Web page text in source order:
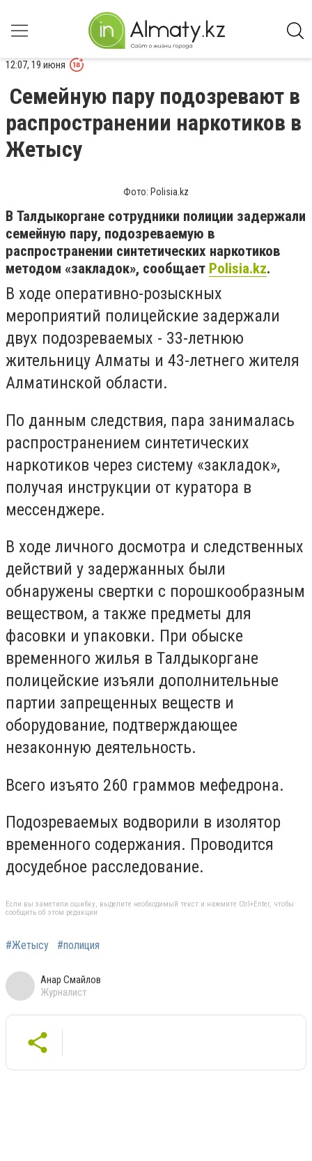
12:07, 19 июня
Семейную пару подозревают в
распространении наркотиков в
Жетысу
Фото: Polisia.kz
В Taлдыкоргане сотрудники полиции задержали
семейную пару, подозреваемую в
распространении синтетических наркотиков
методом «закладок», сообщает Polisia.kz.
В ходе оперативно-розыскных
мероприятий полицейские задержали
двух подозреваемых - 33-летнюю
жительницу Алматы и 43-летнего жителя
Алматинской области.
По данным следствия, пара занималась
распространением синтетических
наркотиков через систему «закладок»,
получая инструкции от куратора в
мессенджере.
В ходе личного досмотра и следственных
действий у задержанных были
обнаружены свертки с порошкообразным
веществом, а также предметы для
фасовки и упаковки. При обыске
временного жилья в Талдыкоргане
полицейские изъяли дополнительные
партии запрещенных веществ и
оборудование, подтверждающее
незаконную деятельность.
Всего изъято 260 граммов мефедрона.
Подозреваемых водворили в изолятор
временного содержания. Проводится
досудебное расследование.
Если вы заметили ошибку, выделите необходимый текст и нажмите Ctrl+Enter, чтобы
сообщить об этом редакции
#Жетысу #полиция
Анар Смайлов
Журналист